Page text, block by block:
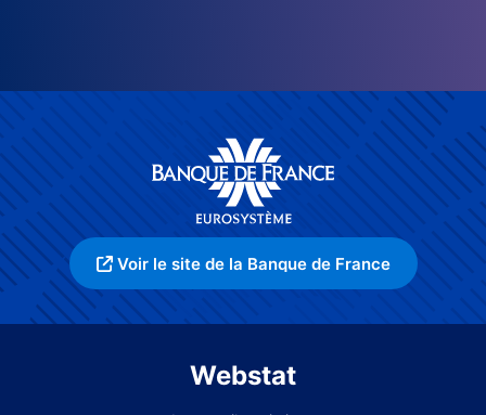
Voir le site de la Banque de France
Webstat